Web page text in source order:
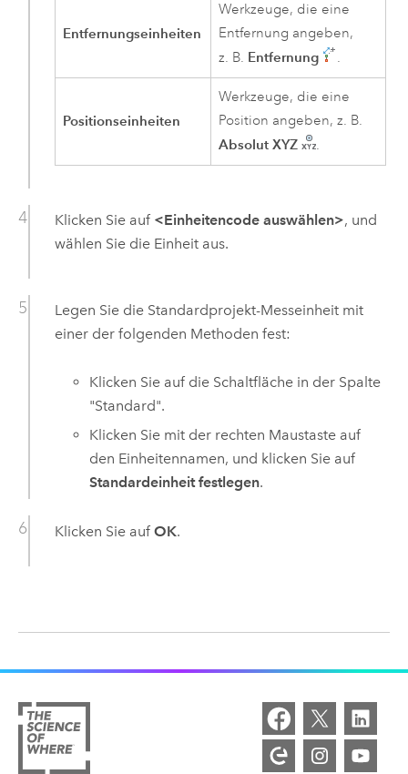
Entfernungseinheiten
Werkzeuge, die eine
Entfernung angeben,
z. B. Entfernung .
Positionseinheiten
Werkzeuge, die eine
Position angeben, z. B.
Absolut XYZ
.
Klicken Sie auf <Einheitencode auswählen>, und
wählen Sie die Einheit aus.
Legen Sie die Standardprojekt-Messeinheit mit
einer der folgenden Methoden fest:
Klicken Sie auf die Schaltfläche in der Spalte
"Standard".
Klicken Sie mit der rechten Maustaste auf
den Einheitennamen, und klicken Sie auf
Standardeinheit festlegen.
Klicken Sie auf OK.